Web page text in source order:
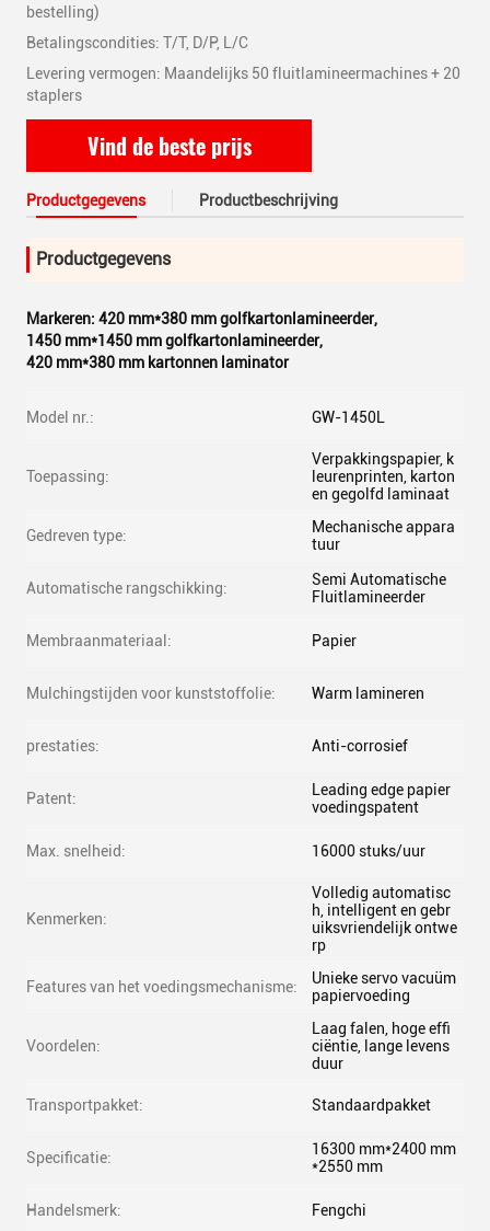
bestelling)
Betalingscondities: T/T, D/P, L/C
Levering vermogen: Maandelijks 50 fluitlamineermachines + 20
staplers
Vind de beste prijs
Productgegevens Productbeschrijving
Productgegevens
Markeren: 420 mm*380 mm golfkartonlamineerder,
1450 mm*1450 mm golfkartonlamineerder,
420 mm*380 mm kartonnen laminator
Model nr.: GW-1450L
Toepassing:
Verpakkingspapier, k
leurenprinten, karton
en gegolfd laminaat
Gedreven type:
Mechanische appara
tuur
Automatische rangschikking:
Semi Automatische
Fluitlamineerder
Membraanmateriaal: Papier
Mulchingstijden voor kunststoffolie: Warm lamineren
prestaties: Anti-corrosief
Patent:
Leading edge papier
voedingspatent
Max. snelheid: 16000 stuks/uur
Kenmerken:
Volledig automatisc
h, intelligent en gebr
uiksvriendelijk ontwe
rp
Features van het voedingsmechanisme:
Unieke servo vacuüm
papiervoeding
Voordelen:
Laag falen, hoge effi
ciëntie, lange levens
duur
Transportpakket: Standaardpakket
Specificatie:
16300 mm*2400 mm
*2550 mm
Handelsmerk: Fengchi